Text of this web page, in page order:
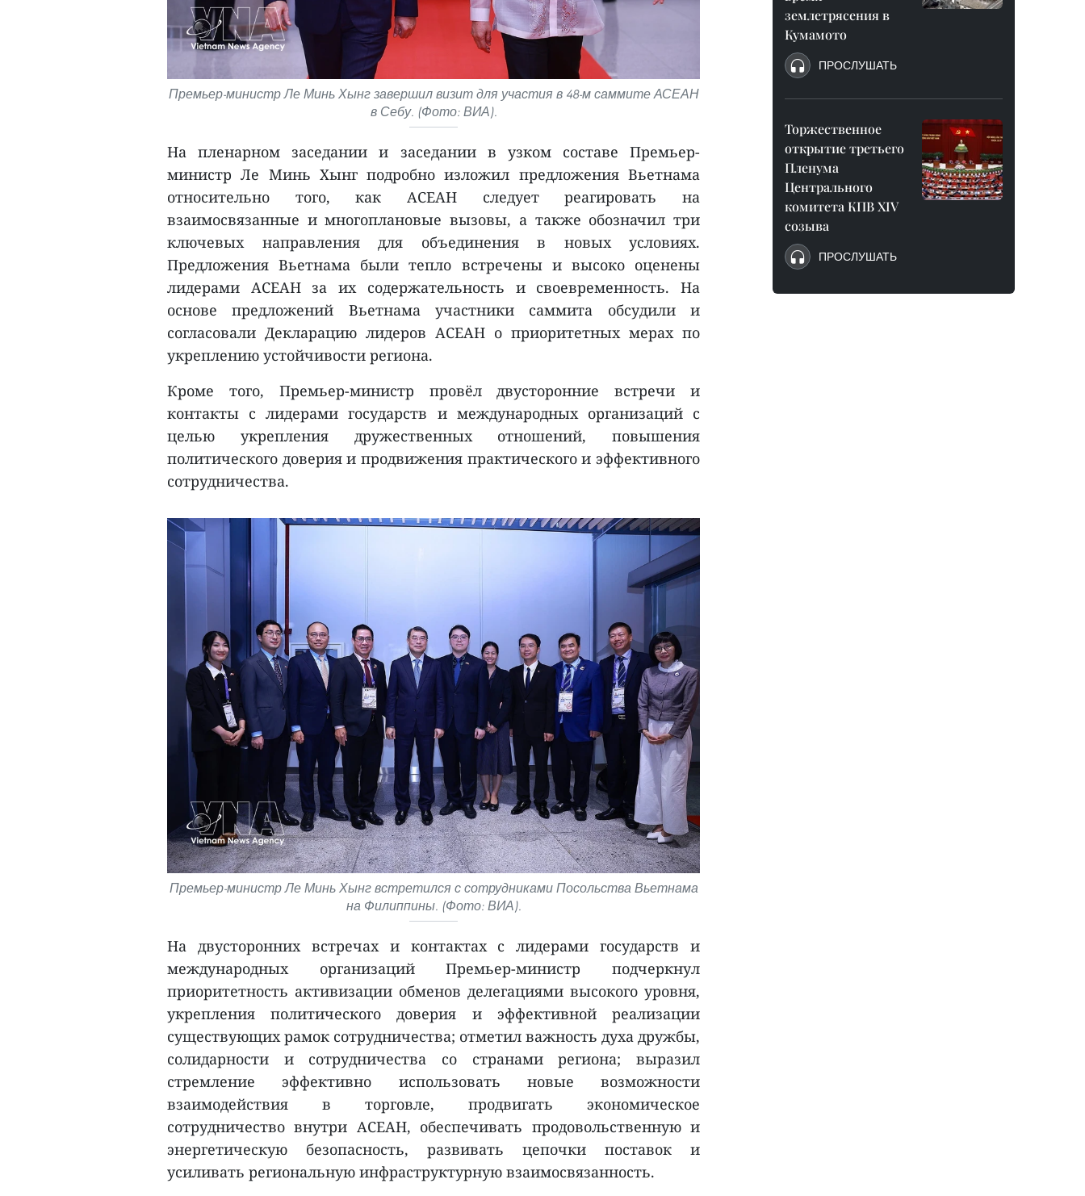
Премьер-министр Ле Минь Хынг завершил визит для участия в 48-м саммите АСЕАН
в Себу. (Фото: ВИА).
На пленарном заседании и заседании в узком составе Премьер-
министр Ле Минь Хынг подробно изложил предложения Вьетнама
относительно того, как АСЕАН следует реагировать на
взаимосвязанные и многоплановые вызовы, а также обозначил три
ключевых направления для объединения в новых условиях.
Предложения Вьетнама были тепло встречены и высоко оценены
лидерами АСЕАН за их содержательность и своевременность. На
основе предложений Вьетнама участники саммита обсудили и
согласовали Декларацию лидеров АСЕАН о приоритетных мерах по
укреплению устойчивости региона.
Кроме того, Премьер-министр провёл двусторонние встречи и
контакты с лидерами государств и международных организаций с
целью укрепления дружественных отношений, повышения
политического доверия и продвижения практического и эффективного
сотрудничества.
Премьер-министр Ле Минь Хынг встретился с сотрудниками Посольства Вьетнама
на Филиппины. (Фото: ВИА).
На двусторонних встречах и контактах с лидерами государств и
международных организаций Премьер-министр подчеркнул
приоритетность активизации обменов делегациями высокого уровня,
укрепления политического доверия и эффективной реализации
существующих рамок сотрудничества; отметил важность духа дружбы,
солидарности и сотрудничества со странами региона; выразил
стремление эффективно использовать новые возможности
взаимодействия в торговле, продвигать экономическое
сотрудничество внутри АСЕАН, обеспечивать продовольственную и
энергетическую безопасность, развивать цепочки поставок и
усиливать региональную инфраструктурную взаимосвязанность.
землетрясения в
Кумамото
ПРОСЛУШАТЬ
Торжественное
открытие третьего
Пленума
Центрального
комитета КПВ XIV
созыва
ПРОСЛУШАТЬ